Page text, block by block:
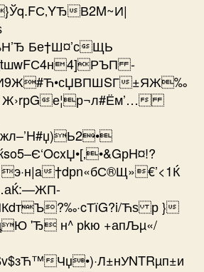
В2M~И|
Бе†Ш¤’сЩЬ
tшwFС4н4]РЪП
±ЯЖ‰
Ж›rрGе¦р¬л#Ём’…
†dрn«бС®Щ»€’<1Ќ
Ћѕ р }
'Ђ н^ рkю +апЉµ«/
Чџ•)·Л±нУNTRµп±и